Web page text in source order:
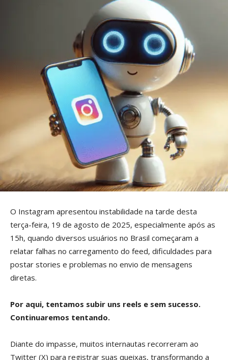
O Instagram apresentou instabilidade na tarde desta
terça-feira, 19 de agosto de 2025, especialmente após as
15h, quando diversos usuários no Brasil começaram a
relatar falhas no carregamento do feed, dificuldades para
postar stories e problemas no envio de mensagens
diretas.
Por aqui, tentamos subir uns reels e sem sucesso.
Continuaremos tentando.
Diante do impasse, muitos internautas recorreram ao
Twitter (X) para registrar suas queixas, transformando a